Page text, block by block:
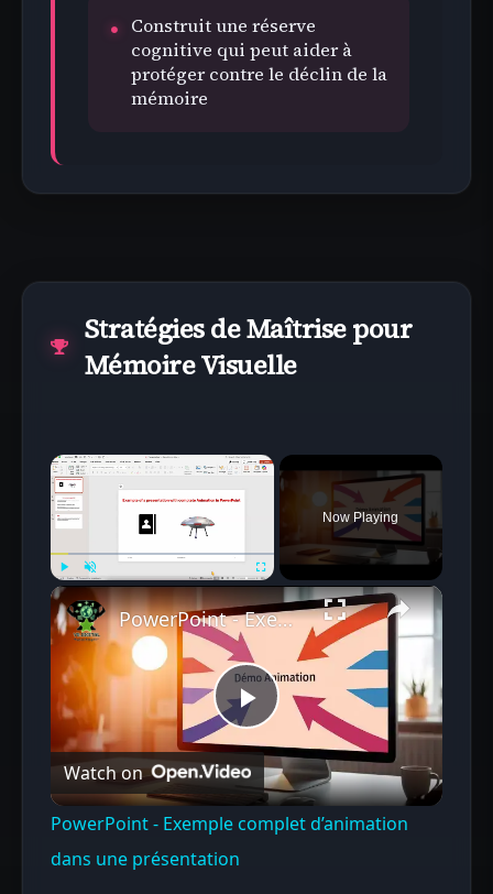
Construit une réserve
cognitive qui peut aider à
protéger contre le déclin de la
mémoire
Stratégies de Maîtrise pour
Mémoire Visuelle
×
Play Unmute Fullscreen
Now Playing
×
Play
Video
PowerPoint - Exemple complet d’animation dans une présentation
Watch on
PowerPoint - Exemple complet d’animation
dans une présentation